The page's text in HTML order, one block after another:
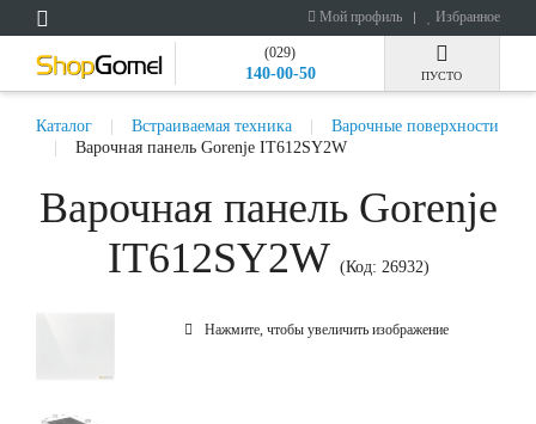
Мой профиль Избранное
(029)
140-00-50 ПУСТО
Каталог Встраиваемая техника
Варочные поверхности
Варочная панель Gorenje IT612SY2W
Варочная панель Gorenje
IT612SY2W (Код: 26932)
Нажмите, чтобы увеличить изображение